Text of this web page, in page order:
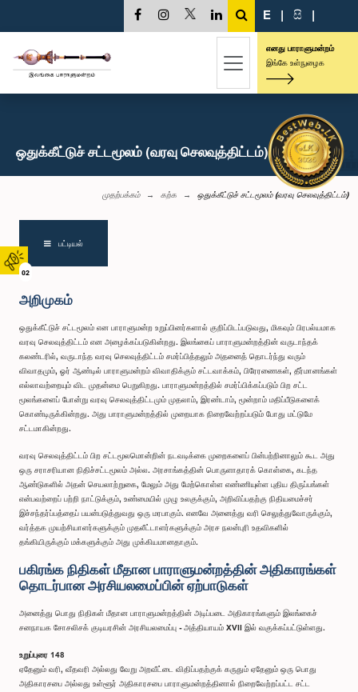
02
E | සි |
எனது பாராளுமன்றம்
இங்கே உள்நுழைக
ஒதுக்கீட்டுச் சட்டமூலம் (வரவு செலவுத்திட்டம்)
முதற்பக்கம் கற்க ஒதுக்கீட்டுச் சட்டமூலம் (வரவு செலவுத்திட்டம்)
பட்டியல்
அறிமுகம்
ஒதுக்கீட்டுச் சட்டமூலம் என பாராளுமன்ற உறுப்பினர்களால் குறிப்பிடப்படுவது, மிகவும் பிரபல்யமாக
வரவு செலவுத்திட்டம் என அழைக்கப்படுகின்றது. இலங்கைப் பாராளுமன்றத்தின் வருடாந்தக்
கலண்டரில், வருடாந்த வரவு செலவுத்திட்டம் சமர்ப்பித்தலும் அதனைத் தொடர்ந்து வரும்
விவாதமும், ஓர் ஆண்டில் பாராளுமன்றம் விவாதிக்கும் சட்டவாக்கம், பிரேரணைகள், தீர்மானங்கள்
எல்லாவற்றையும் விட முதன்மை பெறுகிறது. பாராளுமன்றத்தில் சமர்ப்பிக்கப்படும் பிற சட்ட
மூலங்களைப் போன்று வரவு செலவுத்திட்டமும் முதலாம், இரண்டாம், மூன்றாம் மதிப்பீடுகளைக்
கொண்டிருக்கின்றது. அது பாராளுமன்றத்தில் முறையாக நிறைவேற்றப்படும் போது மட்டுமே
சட்டமாகின்றது.
வரவு செலவுத்திட்டம் பிற சட்டமூலமொன்றின் நடவடிக்கை முறைகளைப் பின்பற்றினாலும் கூட அது
ஒரு சராசரியான நிதிச்சட்டமூலம் அல்ல. அரசாங்கத்தின் பொருளாதாரக் கொள்கை, கடந்த
ஆண்டுகளில் அதன் செயலாற்றுகை, மேலும் அது மேற்கொள்ள எண்ணியுள்ள புதிய திருப்பங்கள்
என்பவற்றைப் பற்றி நாட்டுக்கும், உண்மையில் முழு உலகுக்கும், அறிவிப்பதற்கு நிதியமைச்சர்
இச்சந்தர்ப்பத்தைப் பயன்படுத்துவது ஒரு மரபாகும். எனவே அனைத்து வரி செலுத்துவோருக்கும்,
வர்த்தக முயற்சியாளர்களுக்கும் முதலீட்டாளர்களுக்கும் அரச நலன்புரி உதவிகளில்
தங்கியிருக்கும் மக்களுக்கும் அது முக்கியமானதாகும்.
பகிரங்க நிதிகள் மீதான பாராளுமன்றத்தின் அதிகாரங்கள்
தொடர்பான அரசியலமைப்பின் ஏற்பாடுகள்
அனைத்து பொது நிதிகள் மீதான பாராளுமன்றத்தின் அடிப்படை அதிகாரங்களும் இலங்கைச்
சனநாயக சோசலிசக் குடியரசின் அரசியலமைப்பு - அத்தியாயம் XVII இல் வகுக்கப்பட்டுள்ளது.
உறுப்புரை 148
ஏதேனும் வரி, வீதவரி அல்லது வேறு அறவீட்டை விதிப்பதற்குக் கருதும் ஏதேனும் ஒரு பொது
அதிகாரசபை அல்லது உள்ளூர் அதிகாரசபை பாராளுமன்றத்தினால் நிறைவேற்றப்பட்ட சட்ட